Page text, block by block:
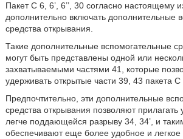
Пакет C 6, 6’, 6’’, 30 согласно настоящему
дополнительно включать дополнительные
средства открывания.
Такие дополнительные вспомогательные
могут быть представлены одной или
захватываемыми частями 41, которые
удерживать открытые части 39, 43 пакета C
Предпочтительно, эти дополнительные
средства открывания позволяют прилагать
легче поддающейся разрыву 34, 34’, и
обеспечивают еще более удобное и легкое